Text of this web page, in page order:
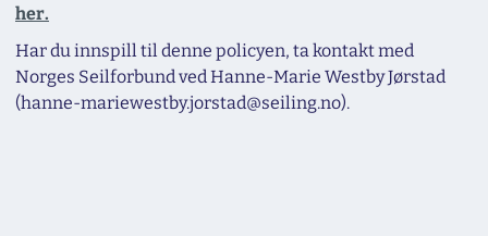
her.
Har du innspill til denne policyen, ta kontakt med
Norges Seilforbund ved Hanne-Marie Westby Jørstad
(hanne-mariewestby.jorstad@seiling.no).